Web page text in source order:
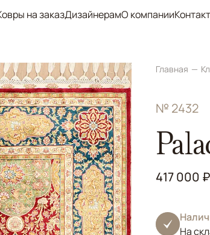
на заказДизайнерамО компании
Главная
№ 2432
417 000 ₽
На